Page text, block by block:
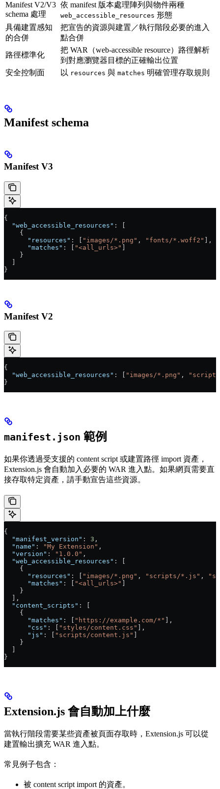
Manifest V2/V3
schema 處理
依 manifest 版本處理陣列與物件兩種
web_accessible_resources 形態
具備建置感知
的合併
把宣告的資源與建置／執行階段必要的進入
點合併
路徑標準化
把 WAR（web-accessible resource）路徑解析
到對應瀏覽器目標的正確輸出位置
安全控制面
以 resources 與 matches 明確管理存取規則
Manifest schema
Manifest V3
{
  "web_accessible_resources"
: [
    {
      "resources"
: [ "images/*.png" , "fonts/*.woff2"
],
      "matches"
: [ "<all_urls>"
    }
}
Manifest V2
{
  "web_accessible_resources"
: [ "images/*.png" ,
}
manifest.json 範例
如果你透過受支援的 content script 或建置路徑 import 資產，
Extension.js 會自動加入必要的 WAR 進入點。如果網頁需要直
接存取特定資產，請手動宣告這些資源。
{
  "manifest_version"
: 3 ,
  "name"
: "My Extension" ,
  "version"
: "1.0.0" ,
  "web_accessible_resources"
: [
    {
      "resources"
: [ "images/*.png" , "scripts/*.js" ,
      "matches"
: [ "<all_urls>"
    }
  ],
  "content_scripts"
: [
    {
      "matches"
: [ "https://example.com/*"
],
      "css"
: [ "styles/content.css"
],
      "js"
: [ "scripts/content.js"
    }
}
Extension.js 會自動加上什麼
當執行階段需要某些資產被頁面存取時，Extension.js 可以從
建置輸出擴充 WAR 進入點。
常見例子包含：
被 content script import 的資產。